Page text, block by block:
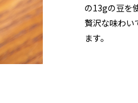
の13gの豆を
贅沢な味わい
ます。